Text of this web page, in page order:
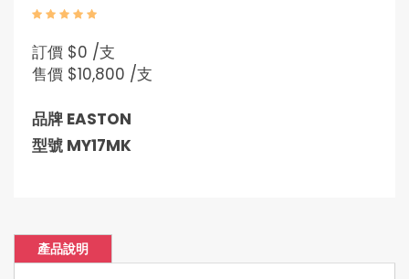
訂價 $0 /支
售價 $10,800 /支
品牌 EASTON
型號 MY17MK
產品說明